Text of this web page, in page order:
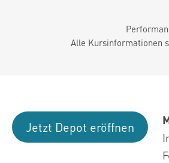
Alle Kursinformationen
Jetzt Depot eröffnen